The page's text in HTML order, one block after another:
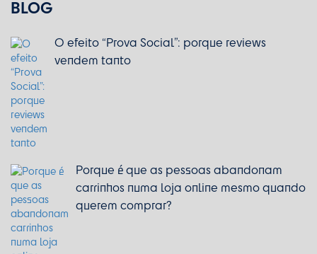
BLOG
O efeito “Prova Social”: porque reviews
vendem tanto
Porque é que as pessoas abandonam
carrinhos numa loja online mesmo quando
querem comprar?